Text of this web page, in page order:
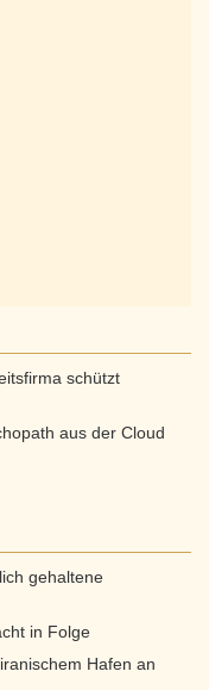
schützt
aus der Cloud
gehaltene
in Folge
Hafen an